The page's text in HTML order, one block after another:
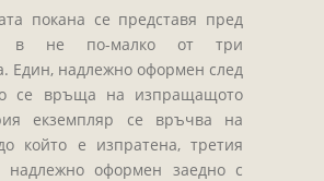
покана се представя пред
в не по-малко от три
Един, надлежно оформен след
се връща на изпращащото
екземпляр се връчва на
който е изпратена, третия
надлежно оформен заедно с